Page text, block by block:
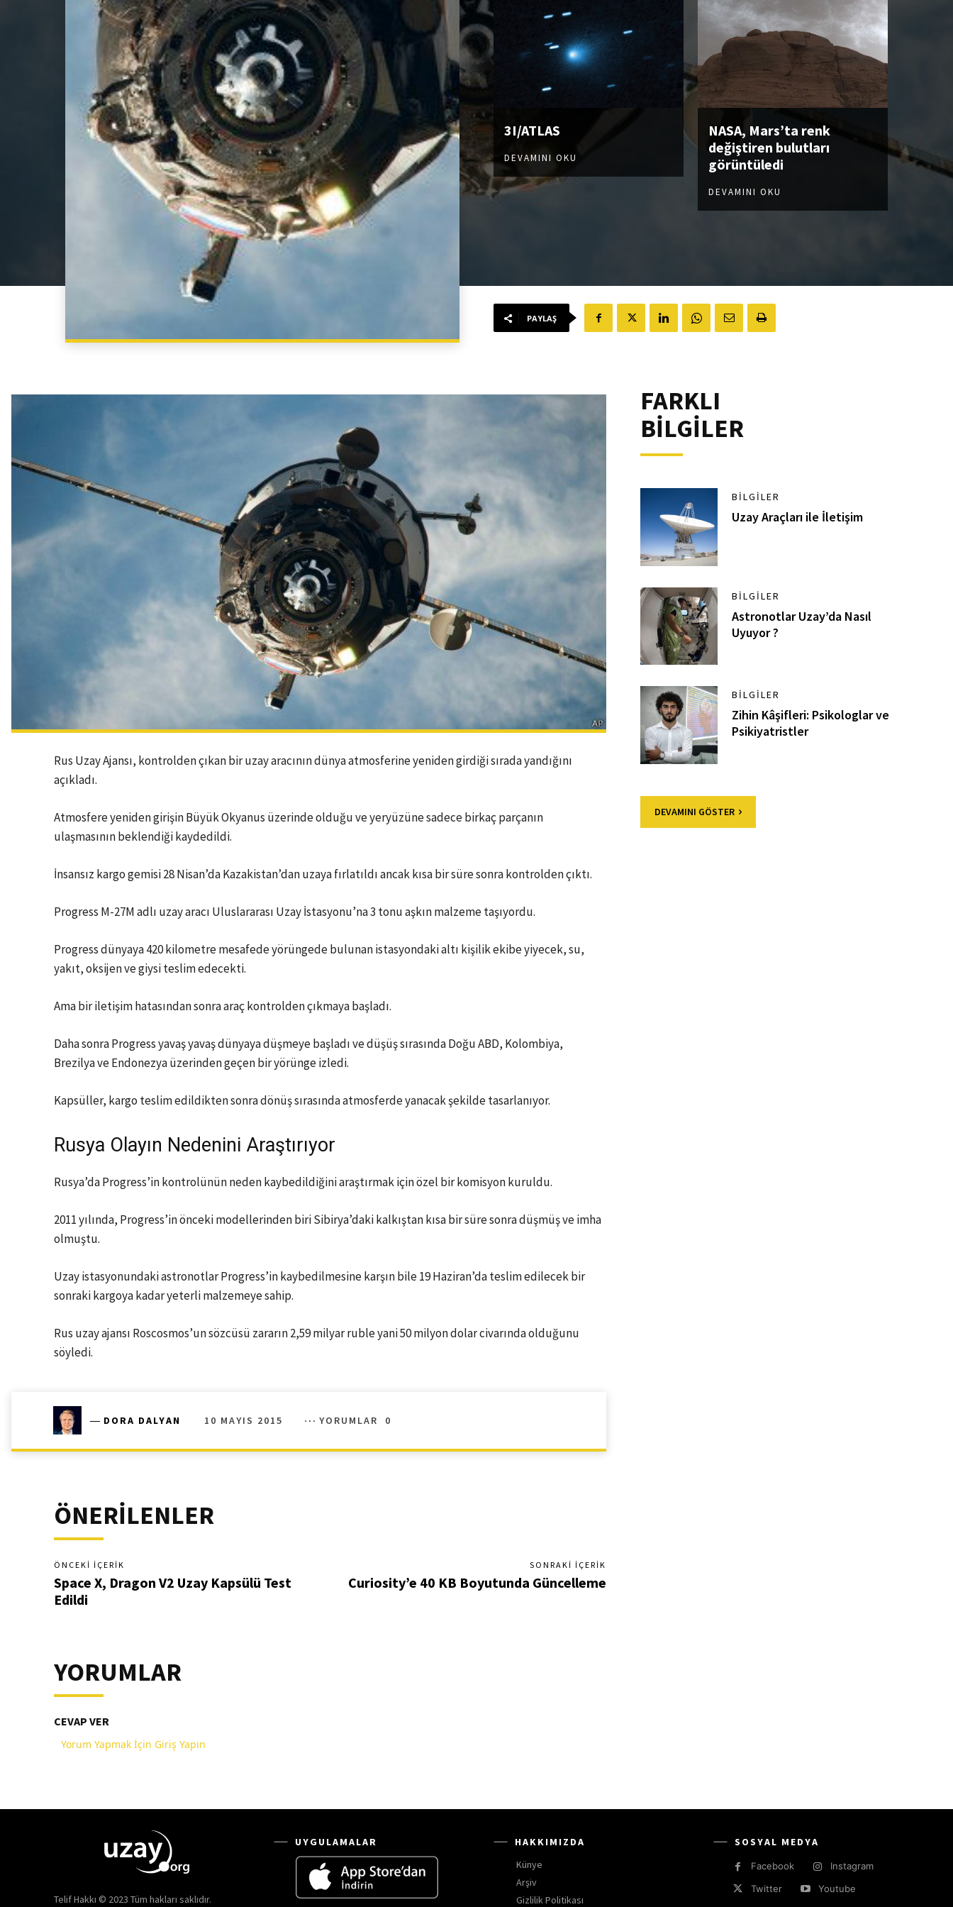
3I/ATLAS
DEVAMINI OKU
NASA, Mars’ta renk
değiştiren bulutları
görüntüledi
DEVAMINI OKU
PAYLAŞ
Rus Uzay Ajansı, kontrolden çıkan bir uzay aracının dünya atmosferine yeniden girdiği sırada yandığını
açıkladı.
Atmosfere yeniden girişin Büyük Okyanus üzerinde olduğu ve yeryüzüne sadece birkaç parçanın
ulaşmasının beklendiği kaydedildi.
İnsansız kargo gemisi 28 Nisan’da Kazakistan’dan uzaya fırlatıldı ancak kısa bir süre sonra kontrolden çıktı.
Progress M-27M adlı uzay aracı Uluslararası Uzay İstasyonu’na 3 tonu aşkın malzeme taşıyordu.
Progress dünyaya 420 kilometre mesafede yörüngede bulunan istasyondaki altı kişilik ekibe yiyecek, su,
yakıt, oksijen ve giysi teslim edecekti.
Ama bir iletişim hatasından sonra araç kontrolden çıkmaya başladı.
Daha sonra Progress yavaş yavaş dünyaya düşmeye başladı ve düşüş sırasında Doğu ABD, Kolombiya,
Brezilya ve Endonezya üzerinden geçen bir yörünge izledi.
Kapsüller, kargo teslim edildikten sonra dönüş sırasında atmosferde yanacak şekilde tasarlanıyor.
Rusya Olayın Nedenini Araştırıyor
Rusya’da Progress’in kontrolünün neden kaybedildiğini araştırmak için özel bir komisyon kuruldu.
2011 yılında, Progress’in önceki modellerinden biri Sibirya’daki kalkıştan kısa bir süre sonra düşmüş ve imha
olmuştu.
Uzay istasyonundaki astronotlar Progress’in kaybedilmesine karşın bile 19 Haziran’da teslim edilecek bir
sonraki kargoya kadar yeterli malzemeye sahip.
Rus uzay ajansı Roscosmos’un sözcüsü zararın 2,59 milyar ruble yani 50 milyon dolar civarında olduğunu
söyledi.
― DORA DALYAN 10 MAYIS 2015 YORUMLAR 0
ÖNERİLENLER
ÖNCEKI İÇERIK
Space X, Dragon V2 Uzay Kapsülü Test
Edildi
SONRAKI İÇERIK
Curiosity’e 40 KB Boyutunda Güncelleme
YORUMLAR
CEVAP VER
Yorum Yapmak İçin Giriş Yapın
FARKLI
BİLGİLER
BILGILER
Uzay Araçları ile İletişim
BILGILER
Astronotlar Uzay’da Nasıl
Uyuyor ?
BILGILER
Zihin Kâşifleri: Psikologlar ve
Psikiyatristler
DEVAMINI GÖSTER
Telif Hakkı © 2023 Tüm hakları saklıdır.
UYGULAMALAR
HAKKIMIZDA
Künye
Arşiv
Gizlilik Politikası
SOSYAL MEDYA
Facebook
Instagram
Twitter
Youtube